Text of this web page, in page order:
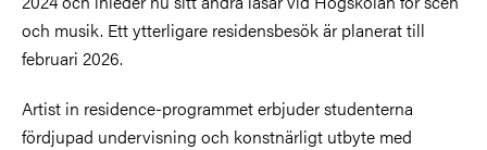
och musik. Ett ytterligare residensbesök är planerat till
februari 2026.
Artist in residence-programmet erbjuder studenterna
fördjupad undervisning och konstnärligt utbyte med